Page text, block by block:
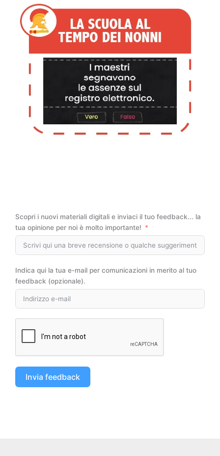
Scopri i nuovi materiali digitali e inviaci il tuo feedback... la
tua opinione per noi è molto importante!
Indica qui la tua e-mail per comunicazioni in merito al tuo
feedback (opzionale).
Invia feedback